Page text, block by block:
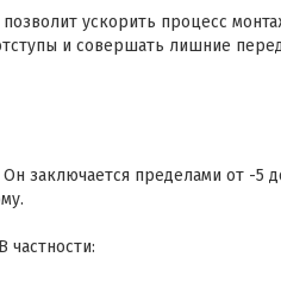
ускорить процесс
и совершать лишние
заключается пределами от -5
частности: